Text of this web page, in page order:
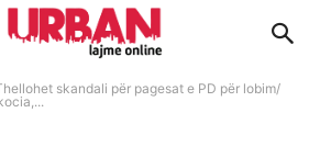
skandali për pagesat e PD për lobim/